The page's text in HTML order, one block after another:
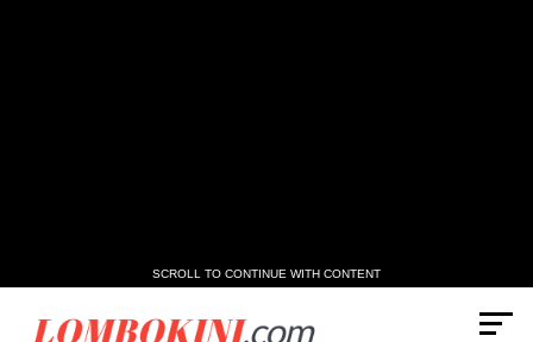
SCROLL TO CONTINUE WITH CONTENT